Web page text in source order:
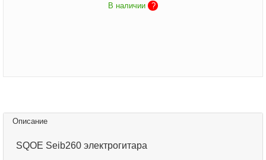
В наличии ?
Описание
SQOE Seib260 электрогитара